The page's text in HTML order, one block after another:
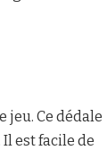
jeu. Ce dédale
est facile de